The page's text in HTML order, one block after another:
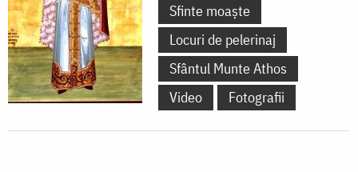
Sfinte moaște
Locuri de pelerinaj
Sfântul Munte Athos
Video
Fotografii